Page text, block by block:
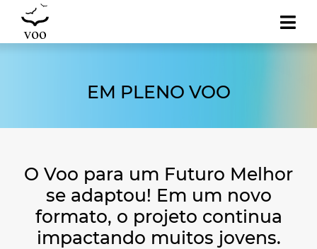
EM PLENO VOO
O Voo para um Futuro Melhor
se adaptou! Em um novo
formato, o projeto continua
impactando muitos jovens.